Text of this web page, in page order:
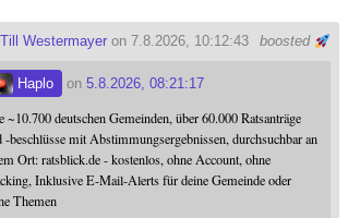
boosted
Till Westermayer on 7.8.2026, 10:12:43
Haplo on5.8.2026, 08:21:17
~10.700 deutschen Gemeinden, über 60.000 Ratsanträge
-beschlüsse mit Abstimmungsergebnissen, durchsuchbar an
Ort: ratsblick.de - kostenlos, ohne Account, ohne
Inklusive E-Mail-Alerts für deine Gemeinde oder
Themen